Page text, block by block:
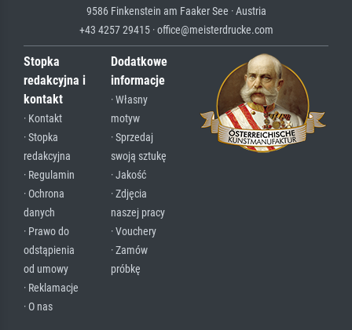
9586 Finkenstein am Faaker See · Austria
+43 4257 29415 · office@meisterdrucke.com
Stopka
redakcyjna i
kontakt
· Kontakt
· Stopka
redakcyjna
· Regulamin
· Ochrona
danych
· Prawo do
odstąpienia
od umowy
· Reklamacje
· O nas
Dodatkowe
informacje
· Własny
motyw
· Sprzedaj
swoją sztukę
· Jakość
· Zdjęcia
naszej pracy
· Vouchery
· Zamów
próbkę